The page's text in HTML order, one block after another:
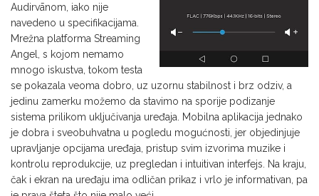
Audirvānom, iako nije
navedeno u specifikacijama.
Mrežna platforma Streaming
Angel, s kojom nemamo
mnogo iskustva, tokom testa
se pokazala veoma dobro, uz uzornu stabilnost i brz odziv, a
jedinu zamerku možemo da stavimo na sporije podizanje
sistema prilikom uključivanja uređaja. Mobilna aplikacija jednako
je dobra i sveobuhvatna u pogledu mogućnosti, jer objedinjuje
upravljanje opcijama uređaja, pristup svim izvorima muzike i
kontrolu reprodukcije, uz pregledan i intuitivan interfejs. Na kraju,
čak i ekran na uređaju ima odličan prikaz i vrlo je informativan, pa